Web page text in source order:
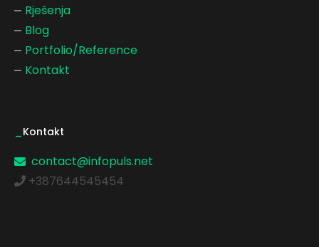
Rješenja
Blog
Portfolio/Reference
Kontakt
Kontakt
contact@infopuls.net
+387644545454